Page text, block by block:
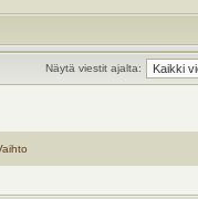
Näytä viestit ajalta: